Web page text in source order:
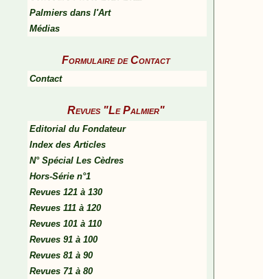
Palmiers dans l'Art
Médias
Formulaire de Contact
Contact
Revues "Le Palmier"
Editorial du Fondateur
Index des Articles
N° Spécial Les Cèdres
Hors-Série n°1
Revues 121 à 130
Revues 111 à 120
Revues 101 à 110
Revues 91 à 100
Revues 81 à 90
Revues 71 à 80